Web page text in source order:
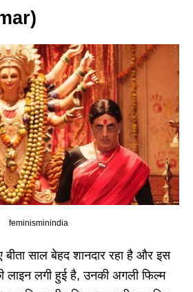
feminisminindia
बीता साल बेहद शानदार रहा है और इस
लाइन लगी हुई है, उनकी अगली फिल्म